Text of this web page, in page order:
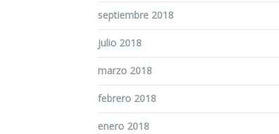
septiembre 2018
julio 2018
marzo 2018
febrero 2018
enero 2018